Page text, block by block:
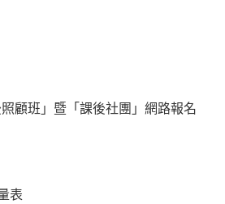
顧班」暨「課後社團」網路報名
表